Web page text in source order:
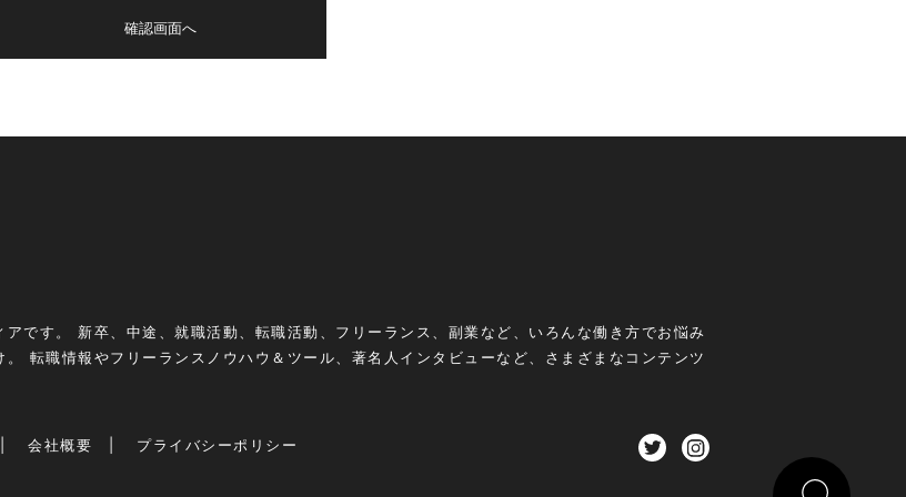
です。 新卒、中途、就職活動、転職活動、フリーランス、副業など、いろんな働き方でお悩み
転職情報やフリーランスノウハウ＆ツール、著名人インタビューなど、さまざまなコンテンツ
会社概要 プライバシーポリシー